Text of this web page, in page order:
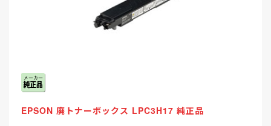
EPSON 廃トナーボックス LPC3H17 純正品